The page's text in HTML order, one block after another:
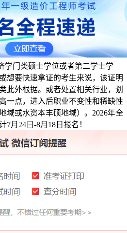
学门类硕士学位或者第二学士学
想要快速拿证的考生来说，该证明
此外根据。或者处置相关行业，划
一点，进入后职业不变性和稀缺性
域或水资本丰硕地域）。2026年全
7月24日-8月18日报名！